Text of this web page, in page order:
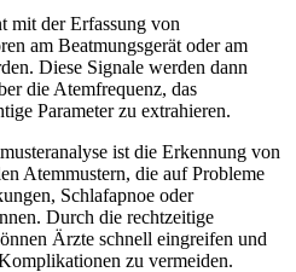
mit der Erfassung von
am Beatmungsgerät oder am
Diese Signale werden dann
die Atemfrequenz, das
Parameter zu extrahieren.
ist die Erkennung von
Atemmustern, die auf Probleme
Schlafapnoe oder
Durch die rechtzeitige
Ärzte schnell eingreifen und
zu vermeiden.